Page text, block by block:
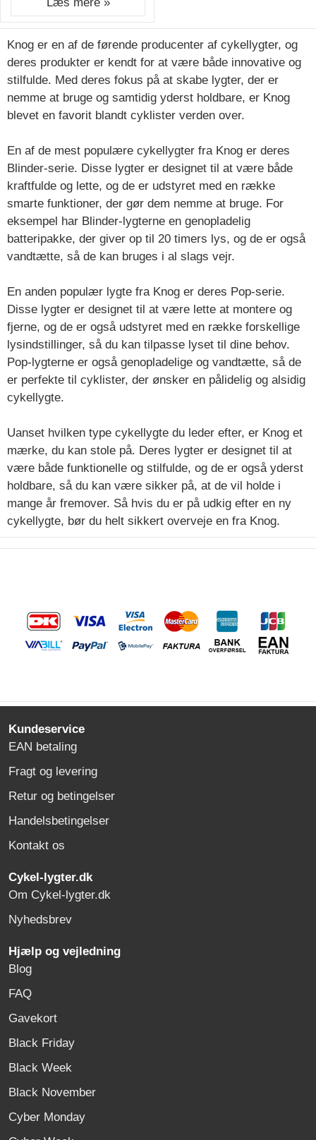
Knog er en af de førende producenter af cykellygter, og
deres produkter er kendt for at være både innovative og
stilfulde. Med deres fokus på at skabe lygter, der er
nemme at bruge og samtidig yderst holdbare, er Knog
blevet en favorit blandt cyklister verden over.
En af de mest populære cykellygter fra Knog er deres
Blinder-serie. Disse lygter er designet til at være både
kraftfulde og lette, og de er udstyret med en række
smarte funktioner, der gør dem nemme at bruge. For
eksempel har Blinder-lygterne en genopladelig
batteripakke, der giver op til 20 timers lys, og de er også
vandtætte, så de kan bruges i al slags vejr.
En anden populær lygte fra Knog er deres Pop-serie.
Disse lygter er designet til at være lette at montere og
fjerne, og de er også udstyret med en række forskellige
lysindstillinger, så du kan tilpasse lyset til dine behov.
Pop-lygterne er også genopladelige og vandtætte, så de
er perfekte til cyklister, der ønsker en pålidelig og alsidig
cykellygte.
Uanset hvilken type cykellygte du leder efter, er Knog et
mærke, du kan stole på. Deres lygter er designet til at
være både funktionelle og stilfulde, og de er også yderst
holdbare, så du kan være sikker på, at de vil holde i
mange år fremover. Så hvis du er på udkig efter en ny
cykellygte, bør du helt sikkert overveje en fra Knog.
Kundeservice
EAN betaling
Fragt og levering
Retur og betingelser
Handelsbetingelser
Kontakt os
Cykel-lygter.dk
Om Cykel-lygter.dk
Nyhedsbrev
Hjælp og vejledning
Blog
FAQ
Gavekort
Black Friday
Black Week
Black November
Cyber Monday